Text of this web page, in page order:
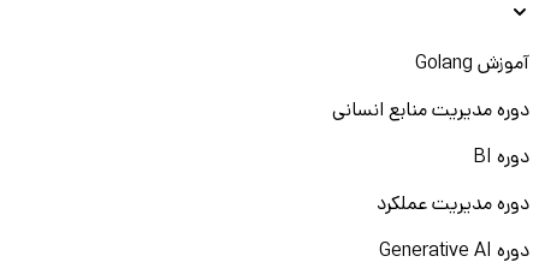
آموزش Golang
دوره مدیریت منابع انسانی
دوره BI
دوره مدیریت عملکرد
دوره Generative AI